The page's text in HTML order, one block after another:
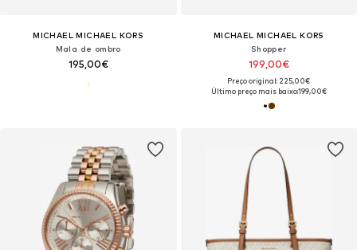
MICHAEL MICHAEL KORS
Mala de ombro
195,00€
MICHAEL MICHAEL KORS
Shopper
199,00€
Preço original: 225,00€
Último preço mais baixo:199,00€